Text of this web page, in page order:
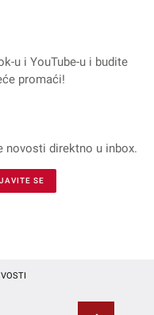
-u i YouTube-u i budite
promaći!
novosti direktno u inbox.